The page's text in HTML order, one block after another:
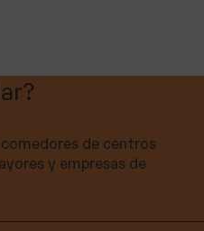
de centros
y empresas de